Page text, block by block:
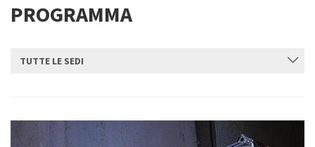
PROGRAMMA
TUTTE LE SEDI